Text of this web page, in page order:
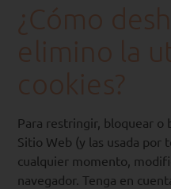
¿Cómo
elimino la
cookies?
Para restringir, bloquear o
Sitio Web (y las usada por
cualquier momento,
navegador. Tenga en